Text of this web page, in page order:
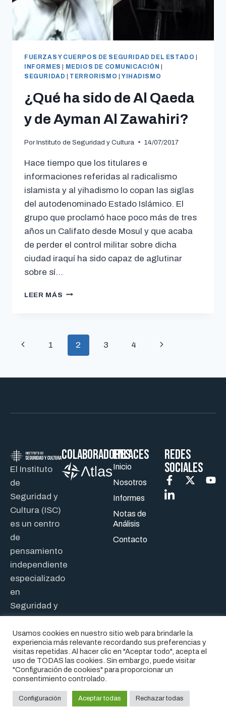
FUERZAS Y CUERPOS DE SEGURIDAD DEL ESTADO
INFORMES
MEDIOS DE COMUNICACIÓN
SEGURIDAD
TERRORISMO YIHADISMO
¿Qué ha sido de Al Qaeda
y de Ayman Al Zawahiri?
Por Instituto de Seguridad y Cultura 14/07/2017
Hace tiempo que los titulares e
informaciones referidas al radicalismo
islamista y al yihadismo lo copan las siglas
del autodenominado Estado Islámico. El
grupo que proclamó hace poco más de tres
años un Califato desde Mosul y que acaba
de perder el control militar sobre dicha
ciudad iraquí ha sido capaz de aglutinar
sobre sí…
LEER MÁS
1 2 3 4
El Instituto
de
Seguridad y
Cultura (ISC)
es un centro
de
pensamiento
independiente
especializado
en
Seguridad y
Defensa.
ColaboradoresENLACES
Inicio
Nosotros
Informes
Notas de
Análisis
Contacto
REDES
SOCIALES
SEGURIDAD Y CULTURA
POLÍTICA DE COOKIES
Usamos cookies en nuestro sitio web para brindarle la
experiencia más relevante recordando sus preferencias y
visitas repetidas. Al hacer clic en "Aceptar todo", acepta el
uso de TODAS las cookies. Sin embargo, puede visitar
"Configuración de cookies" para proporcionar un
consentimiento controlado.
Configuración Aceptar todas Rechazar todas